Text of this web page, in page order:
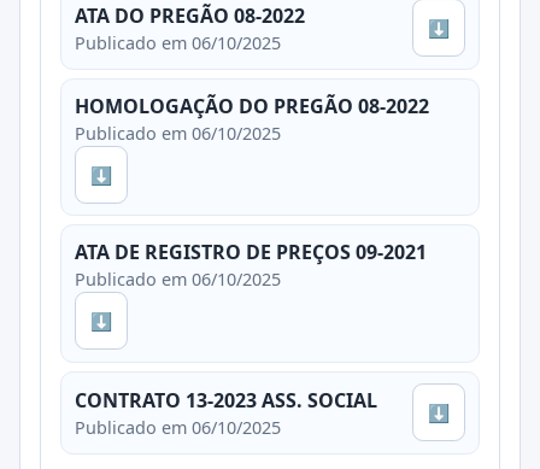
ATA DO PREGÃO 08-2022
Publicado em 06/10/2025
⬇
HOMOLOGAÇÃO DO PREGÃO 08-2022
Publicado em 06/10/2025
⬇
ATA DE REGISTRO DE PREÇOS 09-2021
Publicado em 06/10/2025
⬇
CONTRATO 13-2023 ASS. SOCIAL
Publicado em 06/10/2025
⬇